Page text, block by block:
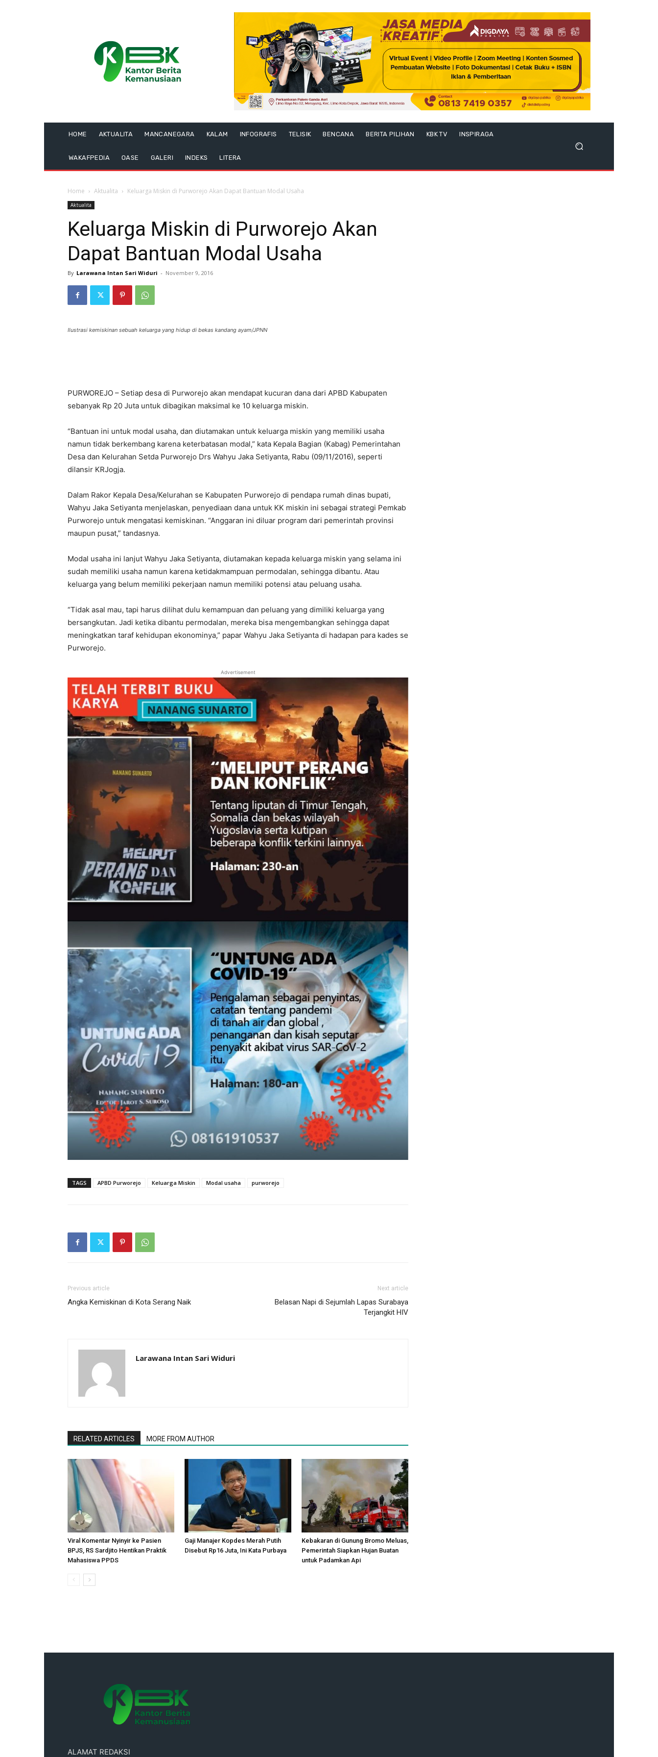
HOME AKTUALITA MANCANEGARA KALAM INFOGRAFIS TELISIK BENCANA BERITA PILIHAN KBK TV INSPIRAGA
WAKAFPEDIA OASE GALERI INDEKS LITERA
Home Aktualita Keluarga Miskin di Purworejo Akan Dapat Bantuan Modal Usaha
Aktualita
Keluarga Miskin di Purworejo Akan
Dapat Bantuan Modal Usaha
By Larawana Intan Sari Widuri - November 9, 2016
Ilustrasi kemiskinan sebuah keluarga yang hidup di bekas kandang ayam/JPNN
PURWOREJO – Setiap desa di Purworejo akan mendapat kucuran dana dari APBD Kabupaten
sebanyak Rp 20 Juta untuk dibagikan maksimal ke 10 keluarga miskin.
“Bantuan ini untuk modal usaha, dan diutamakan untuk keluarga miskin yang memiliki usaha
namun tidak berkembang karena keterbatasan modal,” kata Kepala Bagian (Kabag) Pemerintahan
Desa dan Kelurahan Setda Purworejo Drs Wahyu Jaka Setiyanta, Rabu (09/11/2016), seperti
dilansir KRJogja.
Dalam Rakor Kepala Desa/Kelurahan se Kabupaten Purworejo di pendapa rumah dinas bupati,
Wahyu Jaka Setiyanta menjelaskan, penyediaan dana untuk KK miskin ini sebagai strategi Pemkab
Purworejo untuk mengatasi kemiskinan. “Anggaran ini diluar program dari pemerintah provinsi
maupun pusat,” tandasnya.
Modal usaha ini lanjut Wahyu Jaka Setiyanta, diutamakan kepada keluarga miskin yang selama ini
sudah memiliki usaha namun karena ketidakmampuan permodalan, sehingga dibantu. Atau
keluarga yang belum memiliki pekerjaan namun memiliki potensi atau peluang usaha.
“Tidak asal mau, tapi harus dilihat dulu kemampuan dan peluang yang dimiliki keluarga yang
bersangkutan. Jadi ketika dibantu permodalan, mereka bisa mengembangkan sehingga dapat
meningkatkan taraf kehidupan ekonominya,” papar Wahyu Jaka Setiyanta di hadapan para kades se
Purworejo.
Advertisement
TAGS APBD Purworejo Keluarga Miskin Modal usaha purworejo
Previous article
Angka Kemiskinan di Kota Serang Naik
Next article
Belasan Napi di Sejumlah Lapas Surabaya
Terjangkit HIV
Larawana Intan Sari Widuri
RELATED ARTICLES MORE FROM AUTHOR
Viral Komentar Nyinyir ke Pasien
BPJS, RS Sardjito Hentikan Praktik
Mahasiswa PPDS
Gaji Manajer Kopdes Merah Putih
Disebut Rp16 Juta, Ini Kata Purbaya
Kebakaran di Gunung Bromo Meluas,
Pemerintah Siapkan Hujan Buatan
untuk Padamkan Api
ALAMAT REDAKSI